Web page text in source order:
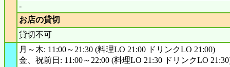
-
お店の貸切
貸切不可
月～木: 11:00～21:30 (料理LO 21:00 ドリンクLO 21:00)
金、祝前日: 11:00～22:00 (料理LO 21:30 ドリンクLO